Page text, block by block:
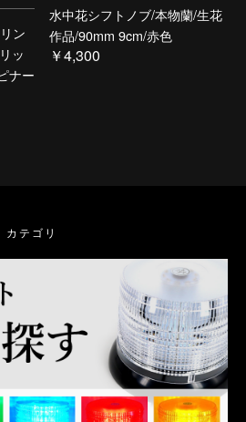
ン
ッ
ナー
水中花シフトノブ/本物蘭/生花
作品/90mm 9cm/赤色
￥4,300
カテゴリ